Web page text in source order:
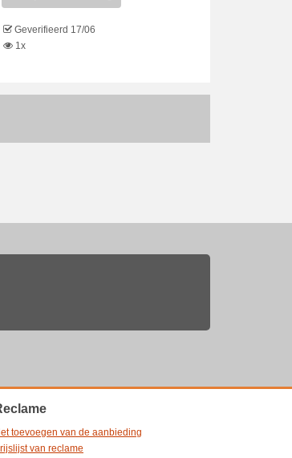
Geverifieerd 17/06
1x
toevoegen van de aanbieding
van reclame